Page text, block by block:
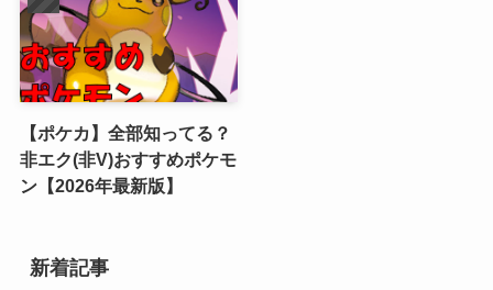
【ポケカ】全部知ってる？
非エク(非V)おすすめポケモ
ン【2026年最新版】
新着記事